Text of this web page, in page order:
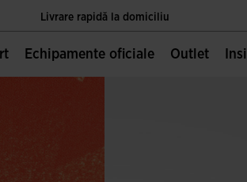
Livrare rapidă la domiciliu
pagină oficială JOMA, deținută de Joma Sport S.A
Echipamente oficiale Outlet